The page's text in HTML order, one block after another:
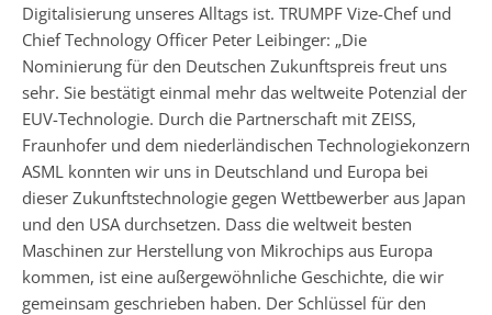
Digitalisierung unseres Alltags ist. TRUMPF Vize-Chef und
Chief Technology Officer Peter Leibinger: „Die
Nominierung für den Deutschen Zukunftspreis freut uns
sehr. Sie bestätigt einmal mehr das weltweite Potenzial der
EUV-Technologie. Durch die Partnerschaft mit ZEISS,
Fraunhofer und dem niederländischen Technologiekonzern
ASML konnten wir uns in Deutschland und Europa bei
dieser Zukunftstechnologie gegen Wettbewerber aus Japan
und den USA durchsetzen. Dass die weltweit besten
Maschinen zur Herstellung von Mikrochips aus Europa
kommen, ist eine außergewöhnliche Geschichte, die wir
gemeinsam geschrieben haben. Der Schlüssel für den